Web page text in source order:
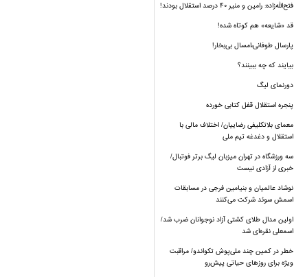
فتح‌الله‌زاده: رامین و منیر 40 درصد استقلال بودند!
قد «شایعه» هم کوتاه شده!
پارسال طوفانی،امسال بی‌بخار!
بیایند که چه ببینند؟
دورنمای لیگ
پنجره‌ استقلال قفل کتابی خورده
معمای بلاتکلیفی رضاییان/ اختلاف مالی با
استقلال و دغدغه تیم ملی
سه ورزشگاه در تهران میزبان لیگ برتر فوتبال/
خبری از آزادی نیست
نوشاد عالمیان و بنیامین فرجی در مسابقات
اسمش سوئد شرکت می‌کنند
اولین مدال طلای کشتی آزاد نوجوانان ضرب شد/
اسمعلی نقره‌ای شد
خطر در کمین چند ملی‌پوش تکواندو/ مراقبت
ویژه برای روزهای حیاتی پیش‌رو